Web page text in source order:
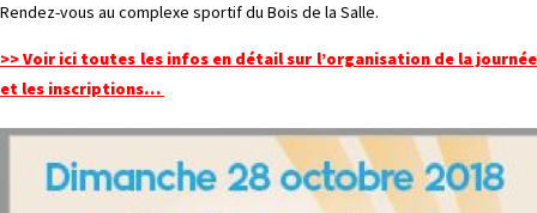
Rendez-vous au complexe sportif du Bois de la Salle.
>> Voir ici toutes les infos en détail sur l’organisation de la journée
et les inscriptions…